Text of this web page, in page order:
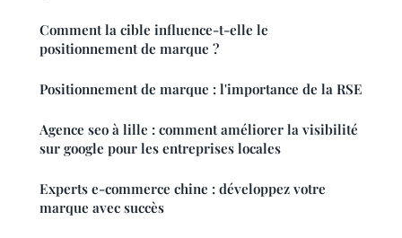
Comment la cible influence-t-elle le
positionnement de marque ?
Positionnement de marque : l'importance de la RSE
Agence seo à lille : comment améliorer la visibilité
sur google pour les entreprises locales
Experts e-commerce chine : développez votre
marque avec succès